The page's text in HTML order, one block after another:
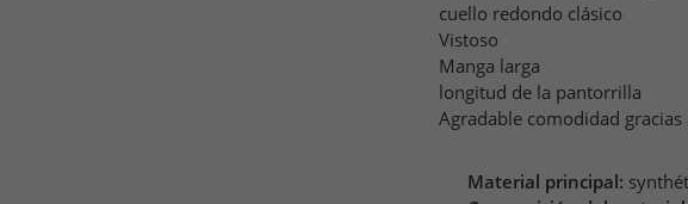
cuello redondo clásico
Vistoso
Manga larga
longitud de la pantorrilla
Agradable comodidad
Material principal: